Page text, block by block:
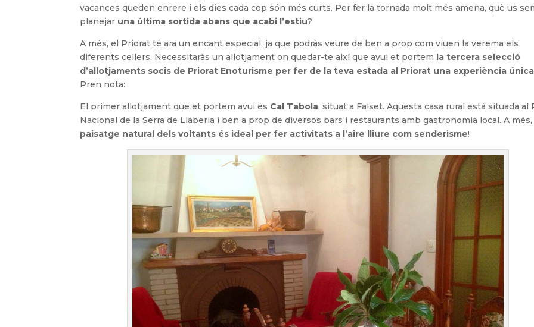
vacances queden enrere i els dies cada cop són més curts. Per fer la tornada molt més amena, què us
planejar una última sortida abans que acabi l’estiu?
A més, el Priorat té ara un encant especial, ja que podràs veure de ben a prop com viuen la verema els
diferents cellers. Necessitaràs un allotjament on quedar-te així que avui et portem la tercera selecció
d’allotjaments socis de Priorat Enoturisme per fer de la teva estada al Priorat una experiència única
Pren nota:
El primer allotjament que et portem avui és Cal Tabola, situat a Falset. Aquesta casa rural està situada al
Nacional de la Serra de Llaberia i ben a prop de diversos bars i restaurants amb gastronomia local. A
paisatge natural dels voltants és ideal per fer activitats a l’aire lliure com senderisme!